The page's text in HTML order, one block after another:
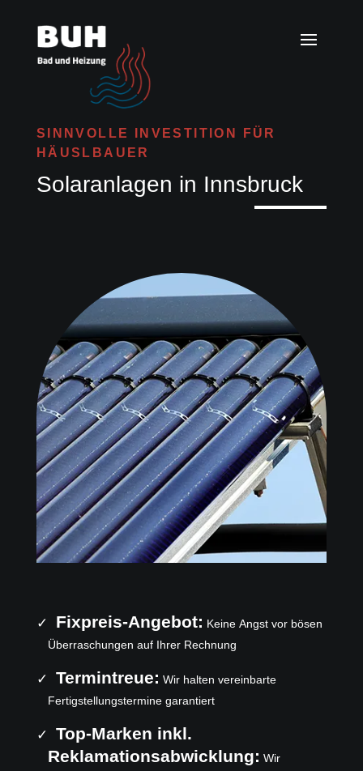
SINNVOLLE INVESTITION FÜR
HÄUSLBAUER
Solaranlagen in Innsbruck
Fixpreis-Angebot: Keine Angst vor bösen
Überraschungen auf Ihrer Rechnung
Termintreue: Wir halten vereinbarte
Fertigstellungstermine garantiert
Top-Marken inkl.
Reklamationsabwicklung: Wir